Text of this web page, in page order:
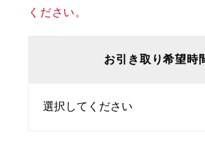
ください。
お引き取り希望時